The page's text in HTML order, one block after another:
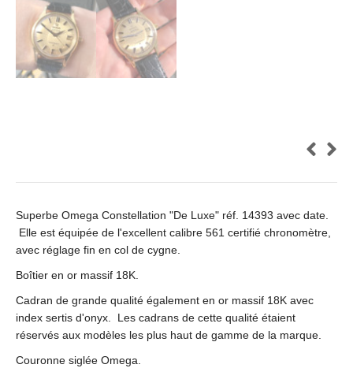
Superbe Omega Constellation "De Luxe" réf. 14393 avec date.
Elle est équipée de l'excellent calibre 561 certifié chronomètre,
avec réglage fin en col de cygne.
Boîtier en or massif 18K.
Cadran de grande qualité également en or massif 18K avec
index sertis d'onyx. Les cadrans de cette qualité étaient
réservés aux modèles les plus haut de gamme de la marque.
Couronne siglée Omega.